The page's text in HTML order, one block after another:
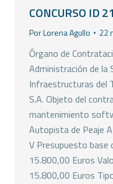
CONCURSO ID
PorLorena Agullo 22
Órgano de
Administración de la
Infraestructuras del
S.A. Objeto del
mantenimiento
Autopista de Peaje
V Presupuesto base
15.800,00 Euros
15.800,00 Euros